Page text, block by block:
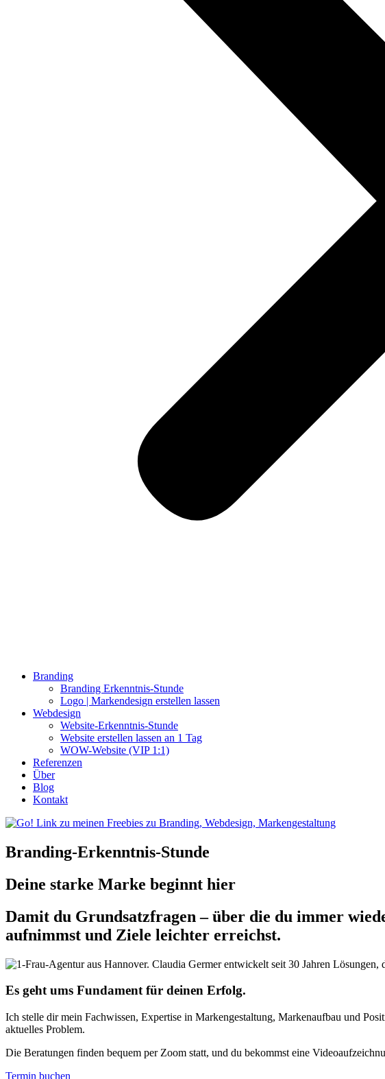
Branding
Branding Erkenntnis-Stunde
Logo | Markendesign erstellen lassen
Webdesign
Website-Erkenntnis-Stunde
Website erstellen lassen an 1 Tag
WOW-Website (VIP 1:1)
Referenzen
Über
Blog
Kontakt
Branding-Erkenntnis-Stunde
Deine starke Marke beginnt hier
Damit du Grundsatzfragen – über die du immer
aufnimmst und Ziele leichter erreichst.
Es geht ums Fundament für deinen Erfolg.
Ich stelle dir mein Fachwissen, Expertise in Markengestaltung, Markenaufbau und
aktuelles Problem.
Die Beratungen finden bequem per Zoom statt, und du bekommst eine
Termin buchen